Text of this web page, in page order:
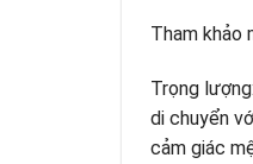
Tham khảo
Trọng
di chuyển
cảm giác